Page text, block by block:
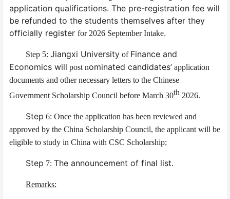
application qualifications. The pre-registration fee will
be refunded to the students themselves after they
officially register for 2026 September Intake.
Step 5: Jiangxi University of Finance and
Economics will post nominated candidates’ application
documents and other necessary letters to the Chinese
Government Scholarship Council before March 30th 2026.
Step 6: Once the application has been reviewed and
approved by the China Scholarship Council, the applicant will be
eligible to study in China with CSC Scholarship;
Step 7: The announcement of final list.
Remarks: